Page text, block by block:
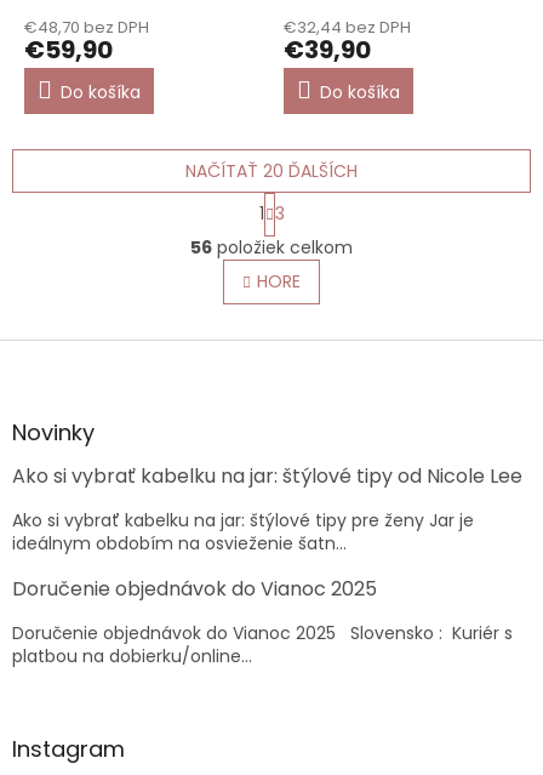
€48,70 bez DPH
€59,90
Do košíka
€32,44 bez DPH
€39,90
Do košíka
O
v
l
á
a
r
v
k
y
v
ý
p
i
NAČÍTAŤ 20 ĎALŠÍCH
S
t
r
á
n
k
v
1 3
56 položiek celkom
HORE
Z
äNovinky
Ako si vybrať kabelku na jar: štýlové tipy od Nicole Lee
Ako si vybrať kabelku na jar: štýlové tipy pre ženy Jar je
ideálnym obdobím na osvieženie šatn...
Doručenie objednávok do Vianoc 2025
Doručenie objednávok do Vianoc 2025 Slovensko : Kuriér s
platbou na dobierku/online...
Instagram